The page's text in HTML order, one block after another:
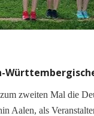
zweiten Mal die
Aalen, als